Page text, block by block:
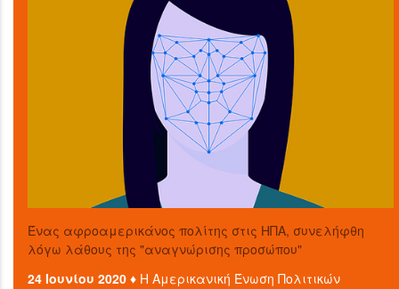
Ένας αφροαμερικάνος πολίτης στις ΗΠΑ, συνελήφθη
λόγω λάθους της "αναγνώρισης προσώπου"
24 Ιουνίου 2020 ♦ Η Αμερικανική Ένωση Πολιτικών